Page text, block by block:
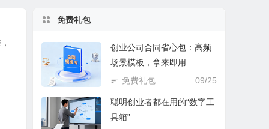
免费礼包
创业公司合同省心包：高频
场景模板，拿来即用
09/25
免费礼包
聪明创业者都在用的“数字工
具箱”